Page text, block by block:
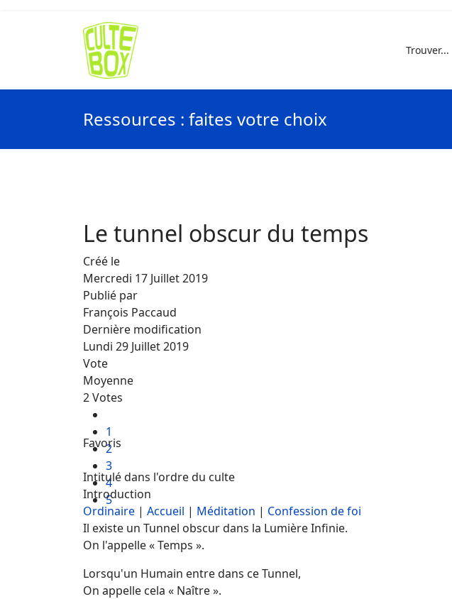
Trouver...
Ressources : faites votre choix
Le tunnel obscur du temps
Créé le
Mercredi 17 Juillet 2019
Publié par
François Paccaud
Dernière modification
Lundi 29 Juillet 2019
Vote
Moyenne
2 Votes
1
2
3
4
5
Favoris
Intitulé dans l'ordre du culte
Introduction
Ordinaire | Accueil | Méditation | Confession de foi
Il existe un Tunnel obscur dans la Lumière Infinie.
On l'appelle « Temps ».
Lorsqu'un Humain entre dans ce Tunnel,
On appelle cela « Naître ».